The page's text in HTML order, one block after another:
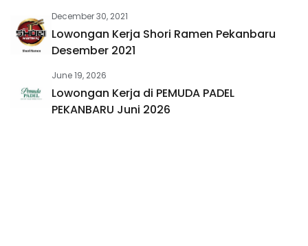
December 30, 2021
Lowongan Kerja Shori Ramen Pekanbaru
Desember 2021
June 19, 2026
Lowongan Kerja di PEMUDA PADEL
PEKANBARU Juni 2026